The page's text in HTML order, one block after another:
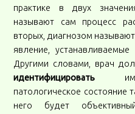
практике в двух
называют сам процесс
вторых, диагнозом
явление,
Другими словами, врач
идентифицировать
патологическое состояние
него будет